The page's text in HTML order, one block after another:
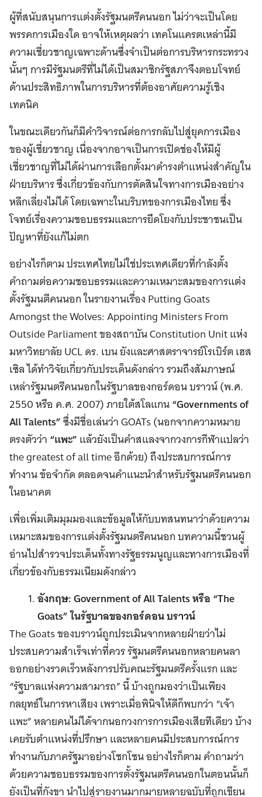
ผู้ที่สนับสนุนการแต่งตั้งรัฐมนตรีคนนอก ไม่ว่าจะเป็นโดย
พรรคการเมืองใด อาจให้เหตุผลว่า เทคโนแครตเหล่านี้มี
ความเชี่ยวชาญเฉพาะด้านซึ่งจำเป็นต่อการบริหารกระทรวง
นั้นๆ การมีรัฐมนตรีที่ไม่ได้เป็นสมาชิกรัฐสภาจึงตอบโจทย์
ด้านประสิทธิภาพในการบริหารที่ต้องอาศัยความรู้เชิง
เทคนิค
ในขณะเดียวกันก็มีคำวิจารณ์ต่อการกลับไปสู่ยุคการเมือง
ของผู้เชี่ยวชาญ เนื่องจากอาจเป็นการเปิดช่องให้มีผู้
เชี่ยวชาญที่ไม่ได้ผ่านการเลือกตั้งมาดำรงตำแหน่งสำคัญใน
ฝ่ายบริหาร ซึ่งเกี่ยวข้องกับการตัดสินใจทางการเมืองอย่าง
หลีกเลี่ยงไม่ได้ โดยเฉพาะในบริบทของการเมืองไทย ซึ่ง
โจทย์เรื่องความชอบธรรมและการยึดโยงกับประชาชนเป็น
ปัญหาที่ยังแก้ไม่ตก
อย่างไรก็ตาม ประเทศไทยไม่ใช่ประเทศเดียวที่กำลังตั้ง
คำถามต่อความชอบธรรมและความเหมาะสมของการแต่ง
ตั้งรัฐมนตีคนนอก ในรายงานเรื่อง Putting Goats
Amongst the Wolves: Appointing Ministers From
Outside Parliament ของสถาบัน Constitution Unit แห่ง
มหาวิทยาลัย UCL ดร. เบน ยังและศาสตราจารย์โรเบิร์ต เฮส
เซิล ได้ทำวิจัยเกี่ยวกับประเด็นดังกล่าว รวมถึงสัมภาษณ์
เหล่ารัฐมนตรีคนนอกในรัฐบาลของกอร์ดอน บราวน์ (พ.ศ.
2550 หรือ ค.ศ. 2007) ภายใต้สโลแกน“Governments of
All Talents”ซึ่งมีชื่อเล่นว่า GOATs (นอกจากความหมาย
ตรงตัวว่า“แพะ”แล้วยังเป็นคำสแลงจากวงการกีฬาแปลว่า
the greatest of all time อีกด้วย) ถึงประสบการณ์การ
ทำงาน ข้อจำกัด ตลอดจนคำแนะนำสำหรับรัฐมนตรีคนนอก
ในอนาคต
เพื่อเพิ่มเติมมุมมองและข้อมูลให้กับบทสนทนาว่าด้วยความ
เหมาะสมของการแต่งตั้งรัฐมนตรีคนนอก บทความนี้ชวนผู้
อ่านไปสำรวจประเด็นทั้งทางรัฐธรรมนูญและทางการเมืองที่
เกี่ยวข้องกับธรรมเนียมดังกล่าว
อังกฤษ: Government of All Talents หรือ “The
Goats” ในรัฐบาลของกอร์ดอน บราวน์
The Goats ของบราวน์ถูกประเมินจากหลายฝ่ายว่าไม่
ประสบความสำเร็จเท่าที่ควร รัฐมนตรีคนนอกหลายคนลา
ออกอย่างรวดเร็วหลังการปรับคณะรัฐมนตรีครั้งแรก และ
“รัฐบาลแห่งความสามารถ” นี้ บ้างถูกมองว่าเป็นเพียง
กลยุทธ์ในการหาเสียง เพราะเมื่อพินิจให้ดีก็พบกว่า “เจ้า
แพะ” หลายคนไม่ได้จากนอกวงการการเมืองเสียทีเดียว บ้าง
เคยรับตำแหน่งที่ปรึกษา และหลายคนมีประสบการณ์การ
ทำงานกับภาครัฐมาอย่างโชกโชน อย่างไรก็ตาม คำถามว่า
ด้วยความชอบธรรมของการตั้งรัฐมนตรีคนนอกในตอนนั้นก็
ยังเป็นที่กังขา นำไปสู่รายงานมากมายหลายฉบับที่ถูกเขียน